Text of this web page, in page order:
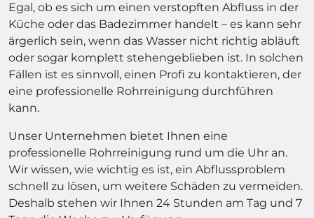
Egal, ob es sich um einen verstopften Abfluss in der
Küche oder das Badezimmer handelt – es kann sehr
ärgerlich sein, wenn das Wasser nicht richtig abläuft
oder sogar komplett stehengeblieben ist. In solchen
Fällen ist es sinnvoll, einen Profi zu kontaktieren, der
eine professionelle Rohrreinigung durchführen
kann.
Unser Unternehmen bietet Ihnen eine
professionelle Rohrreinigung rund um die Uhr an.
Wir wissen, wie wichtig es ist, ein Abflussproblem
schnell zu lösen, um weitere Schäden zu vermeiden.
Deshalb stehen wir Ihnen 24 Stunden am Tag und 7